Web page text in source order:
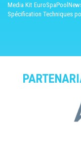
Media Kit
Spécification Techniques